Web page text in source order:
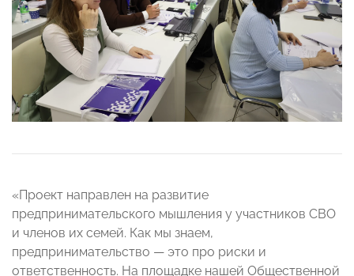
«Проект направлен на развитие
предпринимательского мышления у участников СВО
и членов их семей. Как мы знаем,
предпринимательство — это про риски и
ответственность. На площадке нашей Общественной